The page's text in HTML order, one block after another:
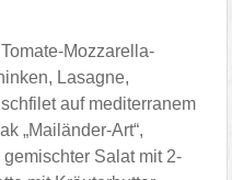
Mozzarella-
Lasagne,
auf mediterranem
„Mailänder-Art“,
Salat mit 2-